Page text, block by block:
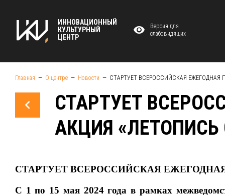
ИННОВАЦИОННЫЙ
КУЛЬТУРНЫЙ
ЦЕНТР
Версия для
слабовидящих
Главная О центре Новости СТАРТУЕТ ВСЕРОССИЙСКАЯ ЕЖЕГОДНАЯ
СТАРТУЕТ
АКЦИЯ «ЛЕТОПИСЬ
СТАРТУЕТ ВСЕРОССИЙСКАЯ
С 1 по 15 мая 2024 года в рамках